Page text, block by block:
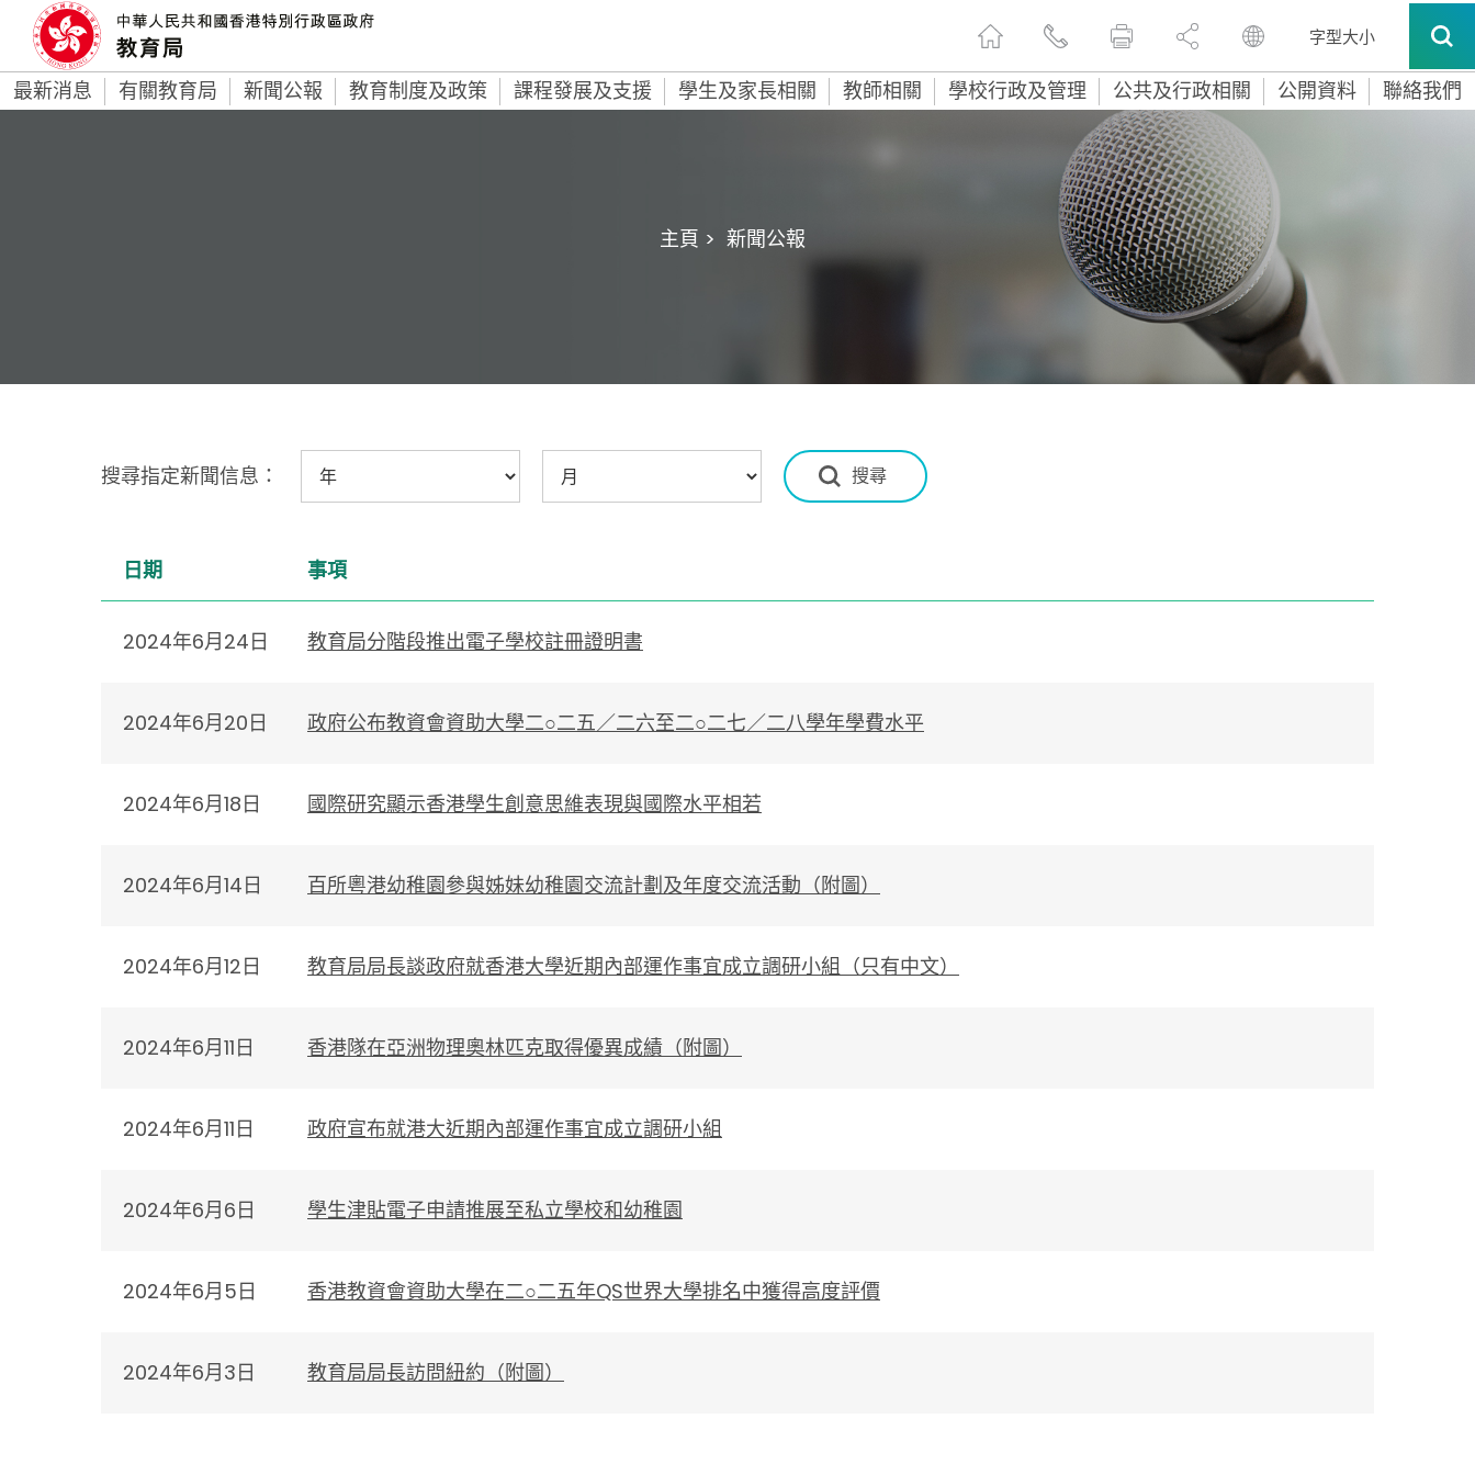
字型大小
最新消息 有關教育局 新聞公報 教育制度及政策 課程發展及支援 學生及家長相關 教師相關 學校行政及管理 公共及行政相關 公開資料 聯絡我們
主頁 > 新聞公報
搜尋指定新聞信息：
日期 事項
2024年6月24日 教育局分階段推出電子學校註冊證明書
2024年6月20日 政府公布教資會資助大學二○二五／二六至二○二七／二八學年學費水平
2024年6月18日 國際研究顯示香港學生創意思維表現與國際水平相若
2024年6月14日 百所粵港幼稚園參與姊妹幼稚園交流計劃及年度交流活動（附圖）
2024年6月12日 教育局局長談政府就香港大學近期內部運作事宜成立調研小組（只有中文）
2024年6月11日 香港隊在亞洲物理奧林匹克取得優異成績（附圖）
2024年6月11日 政府宣布就港大近期內部運作事宜成立調研小組
2024年6月6日 學生津貼電子申請推展至私立學校和幼稚園
2024年6月5日 香港教資會資助大學在二○二五年QS世界大學排名中獲得高度評價
2024年6月3日 教育局局長訪問紐約（附圖）